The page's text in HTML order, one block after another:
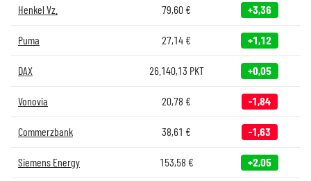
Henkel Vz. 79,60 € +3,36
Puma 27,14 € +1,12
DAX 26.140,13 PKT +0,05
Vonovia 20,78 € -1,84
Commerzbank 38,61 € -1,63
Siemens Energy 153,58 € +2,05